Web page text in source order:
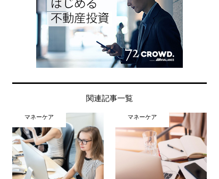
関連記事一覧
マネーケア マネーケア